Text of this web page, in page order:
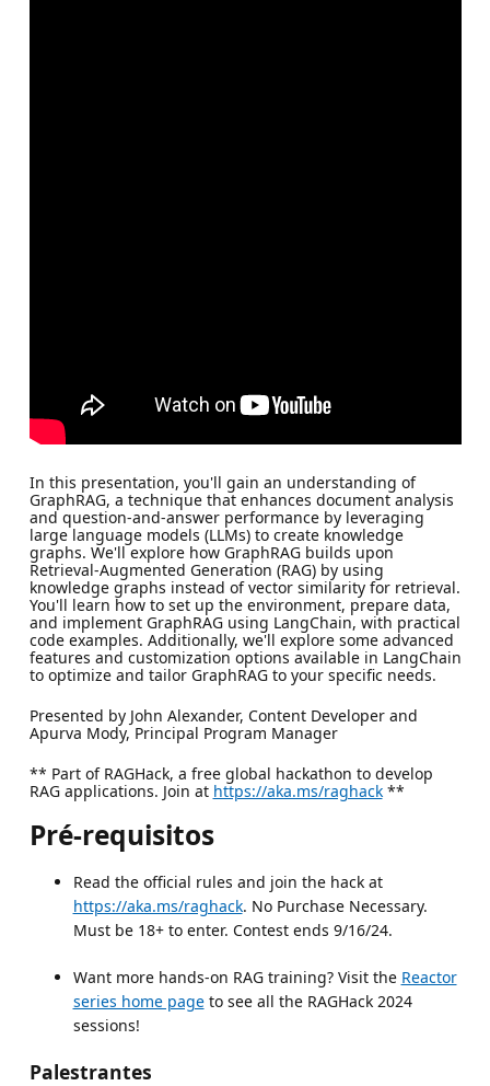
In this presentation, you'll gain an understanding of
GraphRAG, a technique that enhances document analysis
and question-and-answer performance by leveraging
large language models (LLMs) to create knowledge
graphs. We'll explore how GraphRAG builds upon
Retrieval-Augmented Generation (RAG) by using
knowledge graphs instead of vector similarity for retrieval.
You'll learn how to set up the environment, prepare data,
and implement GraphRAG using LangChain, with practical
code examples. Additionally, we'll explore some advanced
features and customization options available in LangChain
to optimize and tailor GraphRAG to your specific needs.
Presented by John Alexander, Content Developer and
Apurva Mody, Principal Program Manager
** Part of RAGHack, a free global hackathon to develop
RAG applications. Join at https://aka.ms/raghack**
Pré-requisitos
Read the official rules and join the hack at
https://aka.ms/raghack. No Purchase Necessary.
Must be 18+ to enter. Contest ends 9/16/24.
Want more hands-on RAG training? Visit the Reactor
series home pageto see all the RAGHack 2024
sessions!
Palestrantes